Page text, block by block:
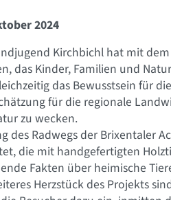
2024
Kirchbichl hat mit
das Kinder, Familien und
das Bewusstsein für
für die regionale
zu wecken.
des Radwegs der Brixentaler
die mit handgefertigten
Fakten über heimische
Herzstück des Projekts